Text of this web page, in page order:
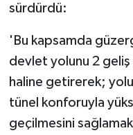
sürdürdü:
'Bu kapsamda
devlet yolunu 2
haline getirerek;
tünel konforuyla
geçilmesini